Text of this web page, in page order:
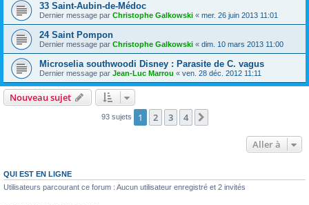
33 Saint-Aubin-de-Médoc
Dernier message par Christophe Galkowski « mer. 26 juin 2013 11:01
24 Saint Pompon
Dernier message par Christophe Galkowski « dim. 10 mars 2013 11:00
Microselia southwoodi Disney : Parasite de C. vagus
Dernier message par Jean-Luc Marrou « ven. 28 déc. 2012 11:11
Nouveau sujet
93 sujets 1 2 3 4
Aller à
QUI EST EN LIGNE
Utilisateurs parcourant ce forum : Aucun utilisateur enregistré et 2 invités